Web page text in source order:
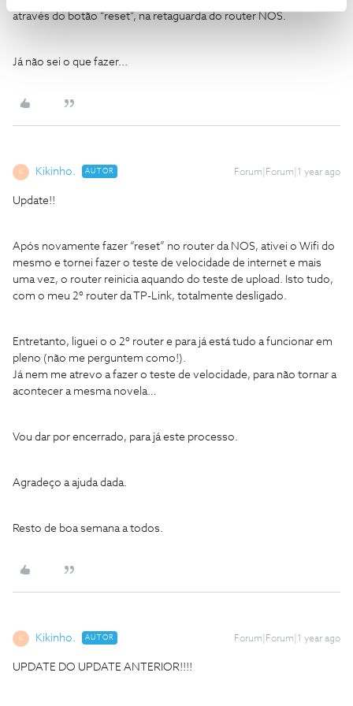
através do botão “reset”, na retaguarda do router NOS.
Já não sei o que fazer...
K Kikinho. AUTOR Forum|Forum|1 year ago
Update!!
Após novamente fazer “reset” no router da NOS, ativei o Wifi do
mesmo e tornei fazer o teste de velocidade de internet e mais
uma vez, o router reinicia aquando do teste de upload. Isto tudo,
com o meu 2º router da TP-Link, totalmente desligado.
Entretanto, liguei o o 2º router e para já está tudo a funcionar em
pleno (não me perguntem como!).
Já nem me atrevo a fazer o teste de velocidade, para não tornar a
acontecer a mesma novela…
Vou dar por encerrado, para já este processo.
Agradeço a ajuda dada.
Resto de boa semana a todos.
K Kikinho. AUTOR Forum|Forum|1 year ago
UPDATE DO UPDATE ANTERIOR!!!!